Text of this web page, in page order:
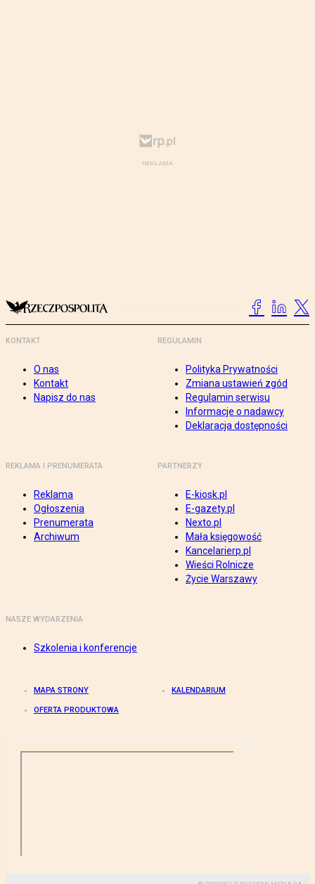
KONTAKT
O nas
Kontakt
Napisz do nas
REGULAMIN
Polityka Prywatności
Zmiana ustawień zgód
Regulamin serwisu
Informacje o nadawcy
Deklaracja dostępności
REKLAMA I PRENUMERATA
Reklama
Ogłoszenia
Prenumerata
Archiwum
PARTNERZY
E-kiosk.pl
E-gazety.pl
Nexto.pl
Mała księgowość
Kancelarierp.pl
Wieści Rolnicze
Życie Warszawy
NASZE WYDARZENIA
Szkolenia i konferencje
MAPA STRONY KALENDARIUM
OFERTA PRODUKTOWA